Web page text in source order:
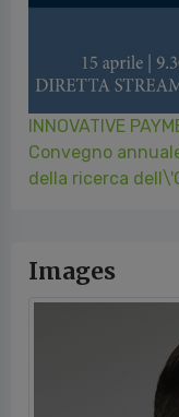
INNOVATIVE
Convegno
della ricerca
Images